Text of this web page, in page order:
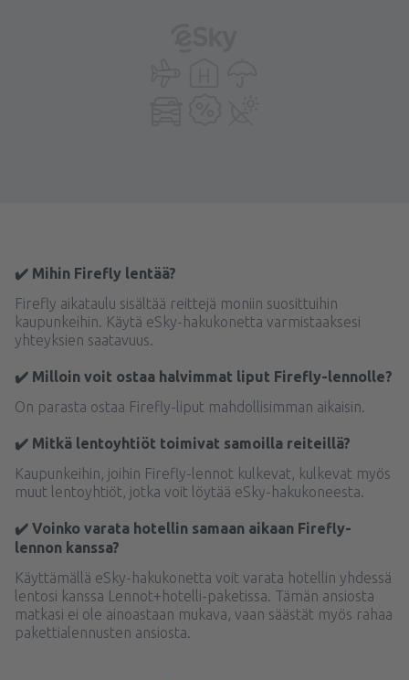
✔️ Mihin Firefly lentää?
Firefly aikataulu sisältää reittejä moniin suosittuihin
kaupunkeihin. Käytä eSky-hakukonetta varmistaaksesi
yhteyksien saatavuus.
✔️ Milloin voit ostaa halvimmat liput Firefly-lennolle?
On parasta ostaa Firefly-liput mahdollisimman aikaisin.
✔️ Mitkä lentoyhtiöt toimivat samoilla reiteillä?
Kaupunkeihin, joihin Firefly-lennot kulkevat, kulkevat myös
muut lentoyhtiöt, jotka voit löytää eSky-hakukoneesta.
✔️ Voinko varata hotellin samaan aikaan Firefly-
lennon kanssa?
Käyttämällä eSky-hakukonetta voit varata hotellin yhdessä
lentosi kanssa Lennot+hotelli-paketissa. Tämän ansiosta
matkasi ei ole ainoastaan mukava, vaan säästät myös rahaa
pakettialennusten ansiosta.